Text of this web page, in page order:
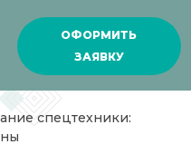
ОФОРМИТЬ
ЗАЯВКУ
спецтехники: